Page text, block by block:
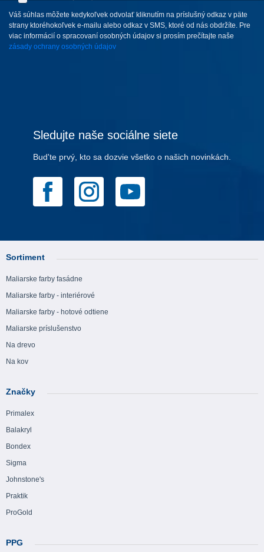
Váš súhlas môžete kedykoľvek odvolať kliknutím na príslušný odkaz v päte
strany ktoréhokoľvek e-mailu alebo odkaz v SMS, ktoré od nás obdržíte. Pre
viac informácií o spracovaní osobných údajov si prosím prečítajte naše
zásady ochrany osobných údajov
Sledujte naše sociálne siete
Bud'te prvý, kto sa dozvie všetko o našich novinkách.
Sortiment
Maliarske farby fasádne
Maliarske farby - interiérové
Maliarske farby - hotové odtiene
Maliarske príslušenstvo
Na drevo
Na kov
Značky
Primalex
Balakryl
Bondex
Sigma
Johnstone's
Praktik
ProGold
PPG